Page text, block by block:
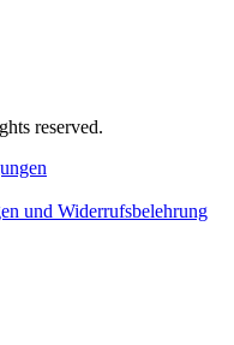
reserved.
und Widerrufsbelehrung